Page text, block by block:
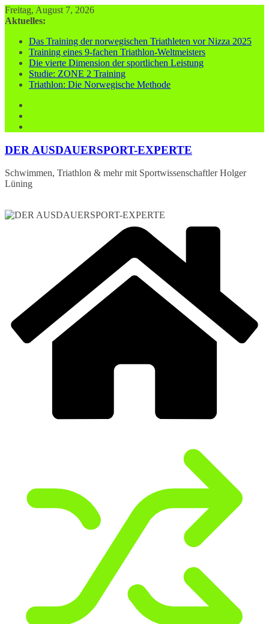
Zum
Inhalt
Freitag, August 7, 2026
Aktuelles:
Das Training der norwegischen Triathleten vor Nizza 2025
Training eines 9-fachen Triathlon-Weltmeisters
Die vierte Dimension der sportlichen Leistung
Studie: ZONE 2 Training
Triathlon: Die Norwegische Methode
DER AUSDAUERSPORT-EXPERTE
Schwimmen, Triathlon & mehr mit Sportwissenschaftler Holger
Lüning